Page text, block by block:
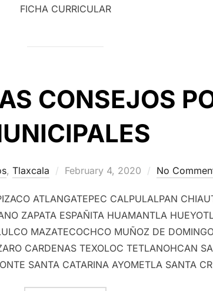
FICHA CURRICULAR
CONSEJOS
, Tlaxcala
Posted
February 4, 2020 No
ATLANGATEPEC CALPULALPAN
ZAPATA ESPAÑITA HUAMANTLA
MAZATECOCHCO MUÑOZ DE
CARDENAS TEXOLOC TETLANOHCAN
SANTA CATARINA AYOMETLA SANTA